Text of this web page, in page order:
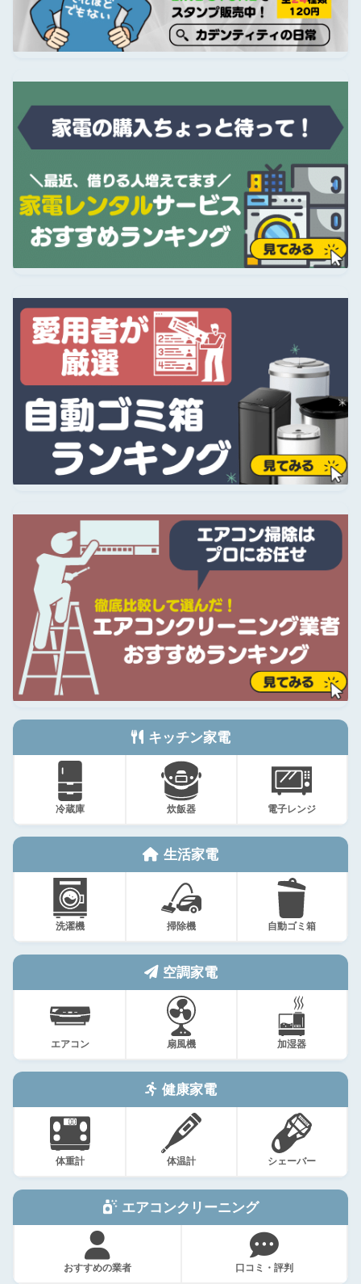
キッチン家電
冷蔵庫 炊飯器 電子レンジ
生活家電
洗濯機 掃除機 自動ゴミ箱
空調家電
エアコン 扇風機 加湿器
健康家電
体重計 体温計 シェーバー
エアコンクリーニング
おすすめの業者 口コミ・評判